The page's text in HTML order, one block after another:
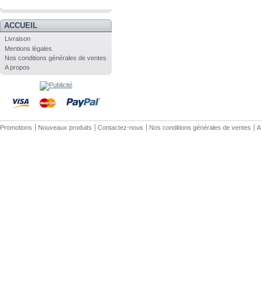
ACCUEIL
Livraison
Mentions légales
Nos conditions générales de ventes
A propos
Promotions Nouveaux produits Contactez-nous Nos conditions générales de ventes A